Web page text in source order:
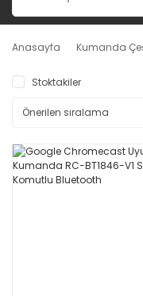
Anasayfa Kumanda
Stoktakiler